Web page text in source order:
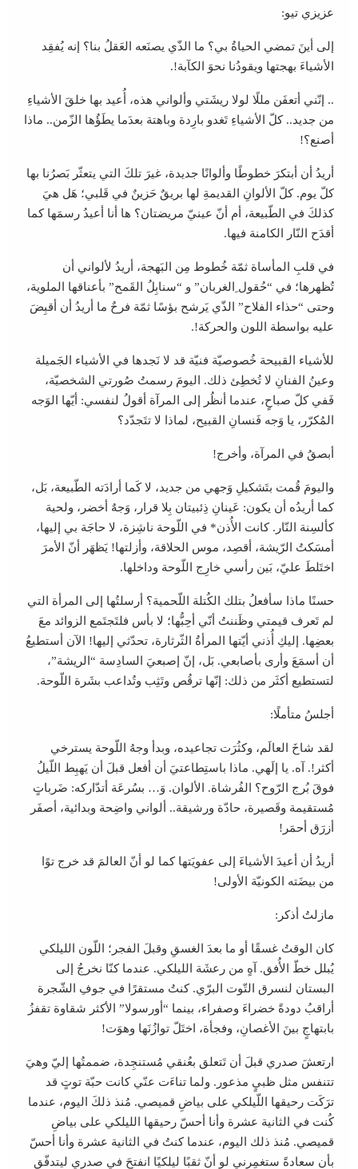
عزيزي تيو:
إلى أينَ تمضي الحياةُ بي؟ ما الذّي يصنَعه العَقلُ بنا؟ إنه يُفقِد
الأشياءَ بهجتها ويقودُنا نحوَ الكآبة!.
.. إنّني أتعفَن مللًا لولا ريشَتي وألواني هذه، أُعيد بها خلقَ الأشياءِ
من جديد.. كلّ الأشياءِ تَغدو بارِدة وباهتة بعدَما يطَؤُها الزّمن.. ماذا
أصنع؟!
أريدُ أن أبتكرَ خطوطًا وألوانًا جديدة، غيرَ تلكَ التي يتعثّر بَصرُنا بها
كلّ يوم. كلّ الألوانِ القديمةِ لها بريقٌ حَزينٌ في قَلبي؛ هَل هيَ
كذلكَ في الطّبيعة، أم أنّ عينيّ مريضتان؟ ها أنا أعيدُ رسمَها كما
أقدَح النّار الكامنة فيها.
في قلبِ المأساة ثمّة خُطوط مِن البَهجة، أريدُ لألواني أن
تُظهرها؛ في “حُقول ِالغربان” و “سنابِلُ القَمح” بأعناقها الملوية،
وحتى “حذاء الفلاح” الذّي يَرشح بؤسًا ثمّة فرحٌ ما أريدُ أن أقبِضَ
عليه بواسطة اللون والحركة!.
للأشياء القبيحة خُصوصيّة فنيّة قد لا نَجدها في الأشياء الجَميلة
وعينُ الفنانِ لا تُخطِئ ذلك. اليومَ رسمتُ صُورتي الشخصيّة،
فَفي كلّ صباحٍ، عندما أنظُر إلى المرآة أقولُ لنفسي: أيّها الوَجه
المُكرّر، يا وَجه فَنسانِ القبيح، لماذا لا تتَجدّد؟
أبصقُ في المرآة، وأخرج!
واليومَ قُمت بتَشكيلِ وَجهي من جديد، لا كَما أرادَته الطّبيعة، بَل،
كما أريدُه أن يكون: عَينانِ ذِئبيتان بِلا قرار، وَجهٌ أخضر، ولحية
كألسِنة النّار. كانت الأُذن* في اللّوحة ناشِزة، لا حاجَة بي إليها،
أمسَكتُ الرّيشة، أقصِد، موس الحلاقة، وأزلتها! يَظهَر أنّ الأمرَ
اختَلطَ عليّ، بَين رأسي خارِج اللّوحة وداخلها.
حسنًا ماذا سأفعلُ بتلك الكُتلة اللّحمية؟ أرسلتُها إلى المرأة التي
لم تَعرف قيمتي وظَننتُ أنّي أحِبُّها؛ لا بأس فلتَجتَمع الزوائد معَ
بعضِها. إليكِ أُذني أيّتها المرأةُ الثّرثارة، تحدّثي إليها! الآن أستطيعُ
أن أسمَعَ وأرى بأصابعي. بَل، إنّ إصبعيَ السادِسة “الريشة”،
لتستطيع أكثَر من ذلك: إنّها ترقُص وتَثِب وتُداعب بشَرة اللّوحة.
أجلسُ متأملًا:
لقد شاخَ العالَم، وكثُرَت تجاعيده، وبدأ وجهُ اللّوحة يسترخي
أكثر!. آه. يا إلَهي. ماذا باستِطاعتيَ أن أفعل قبلَ أن يَهبِط اللّيلُ
فوقَ بُرج الرّوح؟ الفُرشاة. الألوان. وَ… بسُرعَة أتدّاركه: ضَرباتٍ
مُستقيمة وقَصيرة، حادّة ورشيقة.. ألواني واضِحة وبدائية، أصفَر
أزرَق أحمَر!
أريدُ أن أعيدَ الأشياءَ إلى عفويَتها كما لو أنّ العالمَ قد خرج توًا
من بيضَته الكونيّة الأولى!
مازلتُ أذكر:
كان الوقتُ غسقًا أو ما بعدَ الغسقِ وقبلَ الفجر؛ اللّون الليلكي
يُبلل خطّ الأُفق. آهٍ من رعشَة الليلكي. عندما كنّا نخرجُ إلى
البستان لنسرق التّوت البرّي. كنتُ مستقرًا في جوفِ الشّجرة
أراقبُ دودةً خضراءَ وصفراء، بينما “أورسولا” الأكثر شقاوة تقفزُ
بابتهاجٍ بينَ الأغصانِ، وفجأة، اختَلّ توازُنَها وهوَت!
ارتعشَ صدري قبلَ أن تَتعلق بعُنقي مُستنجِدة، ضممتُها إليّ وهيَ
تتنفس مثل ظبيٍ مذعور. ولما تناءَت عنّي كانت حبّة توتٍ قد
ترَكَت رحيقها اللّيلكي على بياضِ قميصي. مُنذ ذلكَ اليوم، عندما
كُنت في الثانية عشرة وأنا أحسّ رحيقها الليلكي على بياضِ
قميصي. مُنذ ذلك اليوم، عندما كنتُ في الثانية عشرة وأنا أحسّ
بأن سعادةً ستغمِرني لو أنّ ثقبًا ليلكيًا انفتحَ في صدري ليتدفّق